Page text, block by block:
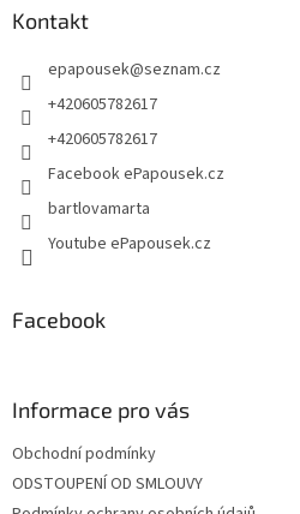
Kontakt
epapousek@seznam.cz
+420605782617
+420605782617
Facebook ePapousek.cz
bartlovamarta
Youtube ePapousek.cz
Facebook
Informace pro vás
Obchodní podmínky
ODSTOUPENÍ OD SMLOUVY